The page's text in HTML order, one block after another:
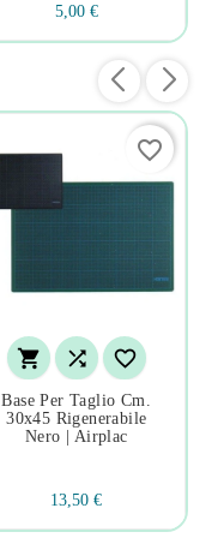
5,00 €
  
Base Per Taglio Cm.
30x45 Rigenerabile
Nero | Airplac
13,50 €
favorite_border